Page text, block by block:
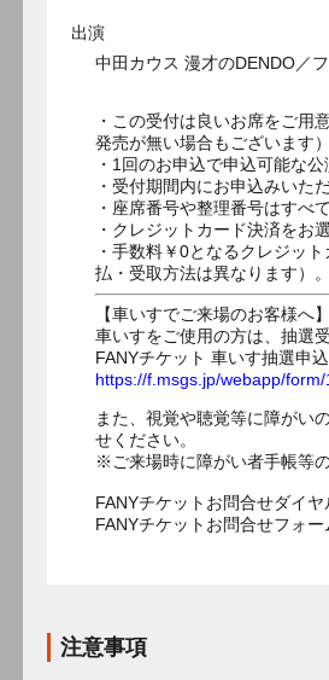
出演
中田カウス 漫才のDENDO／
・この受付は良いお席をご用
発売が無い場合もございます）
・1回のお申込で申込可能な
・受付期間内にお申込みいた
・座席番号や整理番号はすべ
・クレジットカード決済をお
・手数料￥0となるクレジッ
払・受取方法は異なります）
【車いすでご来場のお客様へ】
車いすをご使用の方は、抽選
FANYチケット 車いす抽選申
https://f.msgs.jp/webapp/
また、視覚や聴覚等に障がい
せください。
※ご来場時に障がい者手帳等
FANYチケットお問合せダイ
FANYチケットお問合せフォ
注意事項